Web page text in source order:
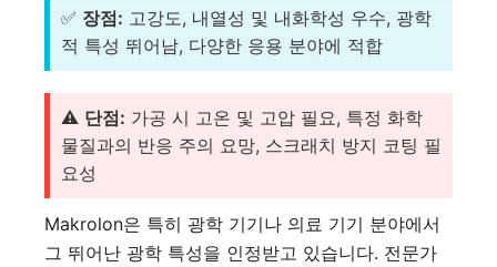
✅ 장점: 고강도, 내열성 및 내화학성 우수, 광학
적 특성 뛰어남, 다양한 응용 분야에 적합
⚠️ 단점: 가공 시 고온 및 고압 필요, 특정 화학
물질과의 반응 주의 요망, 스크래치 방지 코팅 필
요성
Makrolon은 특히 광학 기기나 의료 기기 분야에서
그 뛰어난 광학 특성을 인정받고 있습니다. 전문가